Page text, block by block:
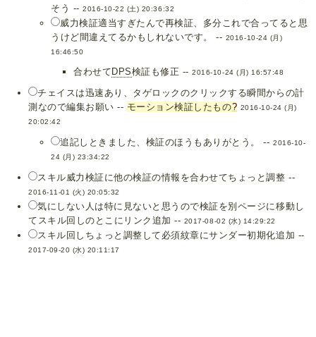
そう --2016-10-22 (土) 20:36:32
威力検証適当すぎたんで再検証、多分これで合ってると思
うけど間違えてるかもしれないです。 -- 2016-10-24 (月)
16:46:50
合わせてDPS検証も修正 --2016-10-24 (月) 16:57:48
チェイスは迅速あり、タゲロックのクリックする瞬間からの計
測なので編集お願い -- モーション検証したもの? 2016-10-24 (月)
20:02:42
追記しときました、検証のほうもありがとう。 -- 2016-10-
24 (月) 23:34:22
スキル威力検証に他の検証の情報を合わせてちょっと調整 --
2016-11-01 (火) 20:05:32
気にしない人は特に見ないと思うので検証を別ページに移動し
てスキル回しのとこにリンク追加 -- 2017-08-02 (水) 14:29:22
スキル回しちょっと調整して必須紋章にサンダー初期化追加 --
2017-09-20 (水) 20:11:17